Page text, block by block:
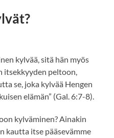
kylvää, sitä hän myös
itsekkyyden peltoon,
se, joka kylvää Hengen
elämän” (Gal. 6:7-8).
kylväminen? Ainakin
kautta itse pääsevämme